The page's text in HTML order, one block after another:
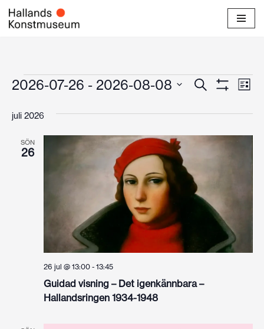
Hoppa
Views
Sök Lista
2026-07-26 - 2026-08-08
datum.
juli 2026
SÖN
26
Guidad visning – Det igenkännbara –
Hallandsringen 1934-1948
26 jul @ 13:00- 13:45